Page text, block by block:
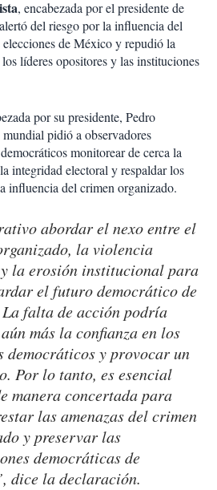
, encabezada por el presidente de
del riesgo por la influencia del
de México y repudió la
líderes opositores y las instituciones
por su presidente, Pedro
pidió a observadores
monitorear de cerca la
integridad electoral y respaldar los
influencia del crimen organizado.
abordar el nexo entre el
la violencia
la erosión institucional para
el futuro democrático de
falta de acción podría
más la confianza en los
democráticos y provocar un
Por lo tanto, es esencial
manera concertada para
las amenazas del crimen
y preservar las
democráticas de
dice la declaración.